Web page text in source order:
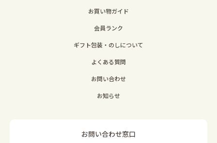
お買い物ガイド
会員ランク
ギフト包装・のしについて
よくある質問
お問い合わせ
お知らせ
お問い合わせ窓口